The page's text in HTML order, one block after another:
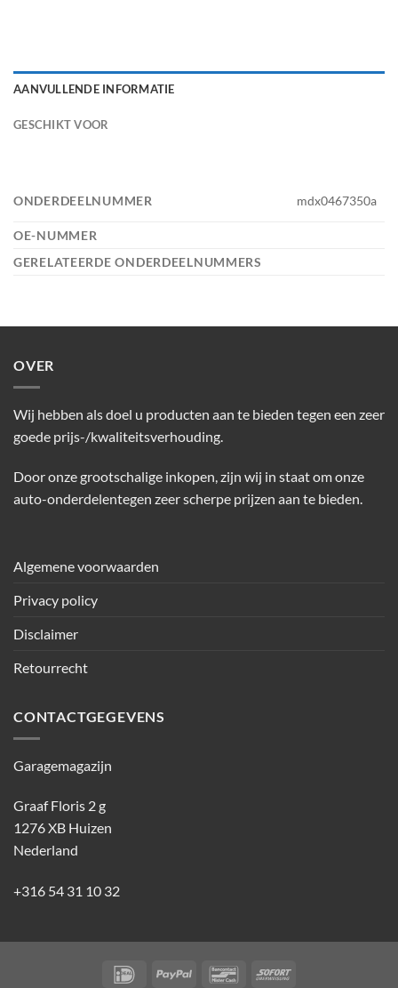
AANVULLENDE INFORMATIE
GESCHIKT VOOR
ONDERDEELNUMMER mdx0467350a
OE-NUMMER
GERELATEERDE ONDERDEELNUMMERS
OVER
Wij hebben als doel u producten aan te bieden tegen een zeer
goede prijs-/kwaliteitsverhouding.
Door onze grootschalige inkopen, zijn wij in staat om onze
auto-onderdelentegen zeer scherpe prijzen aan te bieden.
Algemene voorwaarden
Privacy policy
Disclaimer
Retourrecht
CONTACTGEGEVENS
Garagemagazijn
Graaf Floris 2 g
1276 XB Huizen
Nederland
+316 54 31 10 32